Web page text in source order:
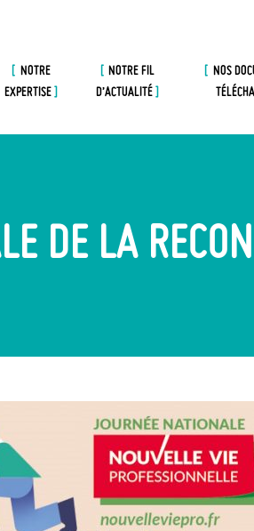
NOTRE
EXPERTISE
NOTRE FIL
D’ACTUALITÉ
NOS
DE LA